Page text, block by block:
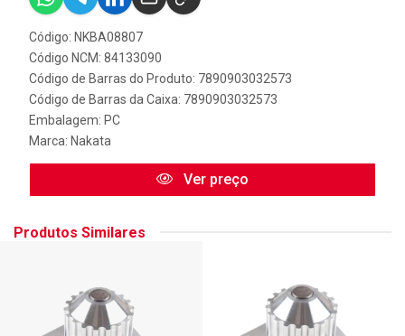
Código: NKBA08807
Código NCM: 84133090
Código de Barras do Produto: 7890903032573
Código de Barras da Caixa: 7890903032573
Embalagem: PC
Marca: Nakata
Ver preço
Produtos Similares